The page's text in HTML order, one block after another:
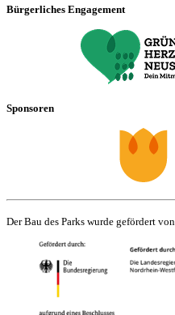
Bürgerliches Engagement
Sponsoren
Der Bau des Parks wurde gefördert von